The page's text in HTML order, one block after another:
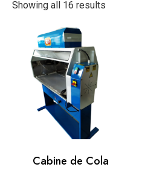
Showing all 16 results
Cabine de Cola